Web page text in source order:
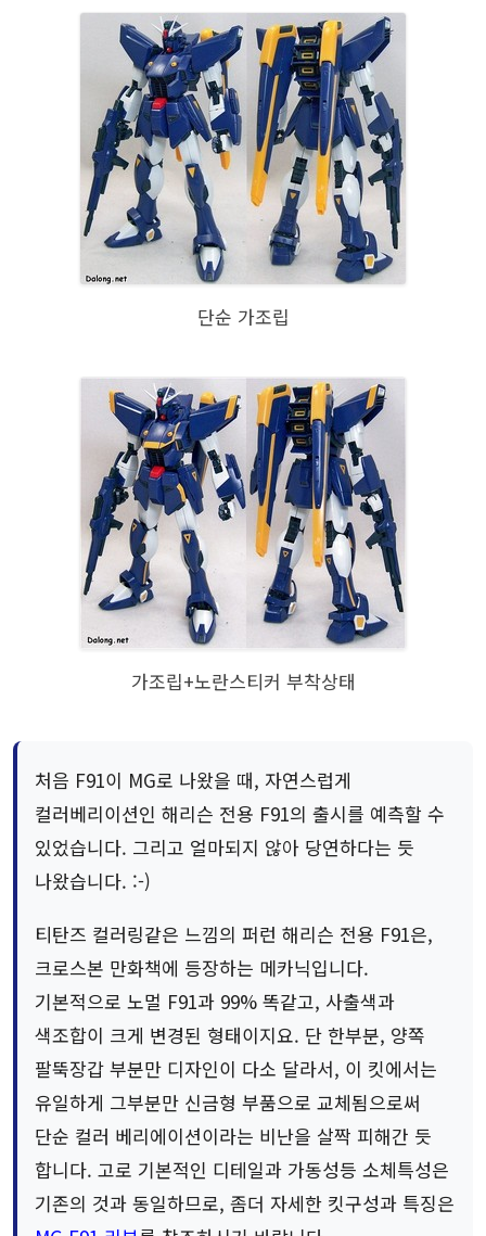
단순 가조립
가조립+노란스티커 부착상태
처음 F91이 MG로 나왔을 때, 자연스럽게
컬러베리이션인 해리슨 전용 F91의 출시를 예측할 수
있었습니다. 그리고 얼마되지 않아 당연하다는 듯
나왔습니다. :-)
티탄즈 컬러링같은 느낌의 퍼런 해리슨 전용 F91은,
크로스본 만화책에 등장하는 메카닉입니다.
기본적으로 노멀 F91과 99% 똑같고, 사출색과
색조합이 크게 변경된 형태이지요. 단 한부분, 양쪽
팔뚝장갑 부분만 디자인이 다소 달라서, 이 킷에서는
유일하게 그부분만 신금형 부품으로 교체됨으로써
단순 컬러 베리에이션이라는 비난을 살짝 피해간 듯
합니다. 고로 기본적인 디테일과 가동성등 소체특성은
기존의 것과 동일하므로, 좀더 자세한 킷구성과 특징은